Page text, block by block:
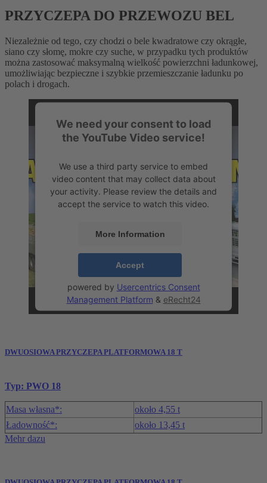
PRZYCZEPA DO PRZEWOZU BEL
Niezależnie od tego, czy chodzi o bele kwadratowe czy okrągłe,
siano czy słomę, mokre czy suche, w przypadku tych produktów
można zastosować maksymalną wielkość powierzchni ładunkowej,
umożliwiając bezpieczne i szybkie przemieszczanie ładunku po
polach i drogach.
We need your consent to load
the YouTube Video service!
We use a third party service to embed
video content that may collect data about
your activity. Please review the details and
accept the service to watch this video.
More Information
Accept
powered by Usercentrics Consent
Management Platform & eRecht24
DWUOSIOWA PRZYCZEPA PLATFORMOWA 18 T
Typ: PWO 18
Masa własna*:
około 4,55 t
Ładowność*:
około 13,45 t
Mehr dazu